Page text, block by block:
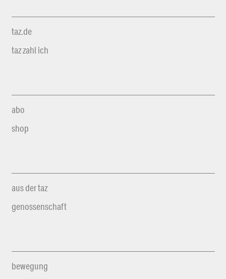
taz.de
taz zahl ich
abo
shop
aus der taz
genossenschaft
bewegung